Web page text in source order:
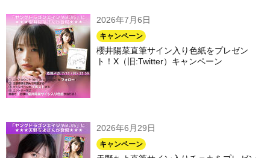
2026年7月6日
キャンペーン
櫻井陽菜直筆サイン入り色紙をプレゼン
ト！X（旧:Twitter）キャンペーン
2026年6月29日
キャンペーン